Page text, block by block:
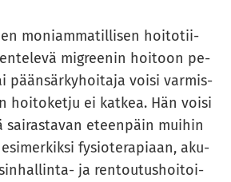
mo­niam­ma­til­li­sen hoi­to­tii­
migree­nin hoi­toon pe­
pään­sär­ky­hoi­ta­ja voisi var­mis­
hoi­to­ket­ju ei kat­kea. Hän voisi
sai­ras­ta­van eteen­päin mui­hin
fy­sio­te­ra­pi­aan, aku­
ja ren­tou­tus­hoi­toi­